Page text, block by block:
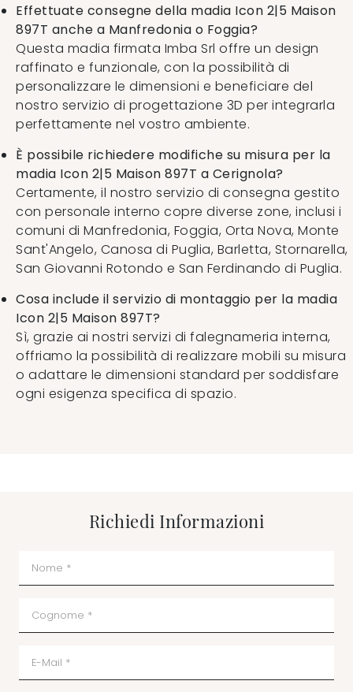
Effettuate consegne della madia Icon 2|5 Maison
897T anche a Manfredonia o Foggia?
Questa madia firmata Imba Srl offre un design
raffinato e funzionale, con la possibilità di
personalizzare le dimensioni e beneficiare del
nostro servizio di progettazione 3D per integrarla
perfettamente nel vostro ambiente.
È possibile richiedere modifiche su misura per la
madia Icon 2|5 Maison 897T a Cerignola?
Certamente, il nostro servizio di consegna gestito
con personale interno copre diverse zone, inclusi i
comuni di Manfredonia, Foggia, Orta Nova, Monte
Sant'Angelo, Canosa di Puglia, Barletta, Stornarella,
San Giovanni Rotondo e San Ferdinando di Puglia.
Cosa include il servizio di montaggio per la madia
Icon 2|5 Maison 897T?
Sì, grazie ai nostri servizi di falegnameria interna,
offriamo la possibilità di realizzare mobili su misura
o adattare le dimensioni standard per soddisfare
ogni esigenza specifica di spazio.
Richiedi Informazioni